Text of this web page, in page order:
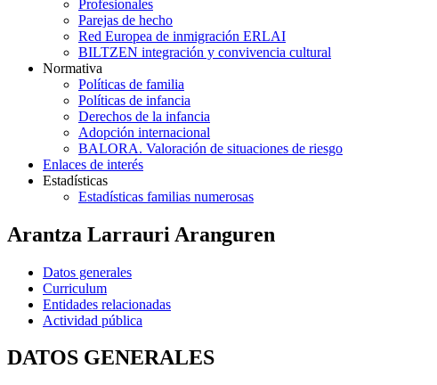
Profesionales
Parejas de hecho
Red Europea de inmigración ERLAI
BILTZEN integración y convivencia cultural
Normativa
Políticas de familia
Políticas de infancia
Derechos de la infancia
Adopción internacional
BALORA. Valoración de situaciones de riesgo
Enlaces de interés
Estadísticas
Estadísticas familias numerosas
Arantza Larrauri Aranguren
Datos generales
Curriculum
Entidades relacionadas
Actividad pública
DATOS GENERALES